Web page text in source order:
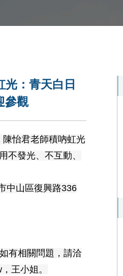
：青天白日
參觀
怡君老師積吶虹光
不發光、不互動、
中山區復興路336
有相關問題，請洽
王小姐。